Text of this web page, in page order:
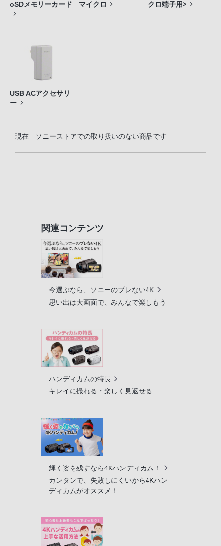
oSDメモリーカード
マイクロ
クロ端子用>
USB ACアクセサリ
ー
現在 ソニーストアでの取り扱いのない商品です
関連コンテンツ
今選ぶなら、ソニーのブレない4K
思い出は大画面で、みんなで楽しもう
ハンディカムの特長
キレイに撮れる・楽しく見返せる
輝く姿を残すなら4Kハンディカム！
カンタンで、失敗しにくいから4Kハン
ディカムがオススメ！